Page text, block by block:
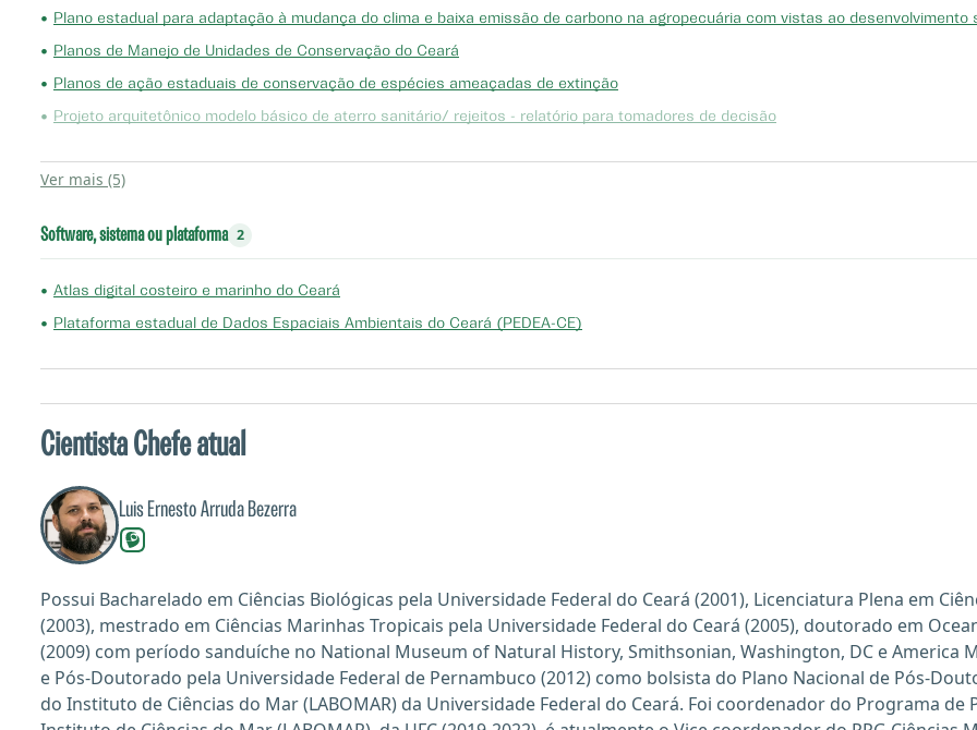
• Plano estadual para adaptação à mudança do clima e baixa emissão de carbono na agropecuária com vistas ao desenvolvimento
• Planos de Manejo de Unidades de Conservação do Ceará
• Planos de ação estaduais de conservação de espécies ameaçadas de extinção
• Projeto arquitetônico modelo básico de aterro sanitário/ rejeitos - relatório para tomadores de decisão
Ver mais (5)
Software, sistema ou plataforma 2
• Atlas digital costeiro e marinho do Ceará
• Plataforma estadual de Dados Espaciais Ambientais do Ceará (PEDEA-CE)
Cientista Chefe atual
Luis Ernesto Arruda Bezerra
Possui Bacharelado em Ciências Biológicas pela Universidade Federal do Ceará (2001), Licenciatura Plena em
(2003), mestrado em Ciências Marinhas Tropicais pela Universidade Federal do Ceará (2005), doutorado em
(2009) com período sanduíche no National Museum of Natural History, Smithsonian, Washington, DC e America
e Pós-Doutorado pela Universidade Federal de Pernambuco (2012) como bolsista do Plano Nacional de Pós-
do Instituto de Ciências do Mar (LABOMAR) da Universidade Federal do Ceará. Foi coordenador do Programa